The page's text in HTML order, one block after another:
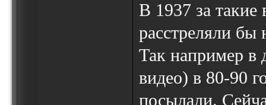
В 1937 за такие
расстреляли бы
Так например в
видео) в 80-90
посылали.